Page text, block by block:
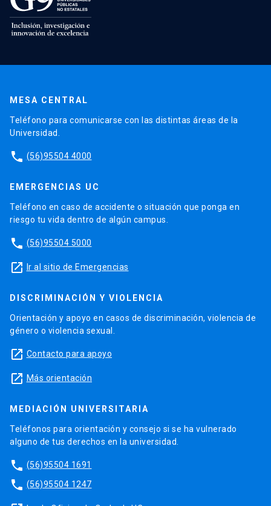
MESA CENTRAL
Teléfono para comunicarse con las distintas áreas de la
Universidad.
phone (56)95504 4000
EMERGENCIAS UC
Teléfono en caso de accidente o situación que ponga en
riesgo tu vida dentro de algún campus.
phone (56)95504 5000
launch Ir al sitio de Emergencias
DISCRIMINACIÓN Y VIOLENCIA
Orientación y apoyo en casos de discriminación, violencia de
género o violencia sexual.
launch Contacto para apoyo
launch Más orientación
MEDIACIÓN UNIVERSITARIA
Teléfonos para orientación y consejo si se ha vulnerado
alguno de tus derechos en la universidad.
phone (56)95504 1691
phone (56)95504 1247